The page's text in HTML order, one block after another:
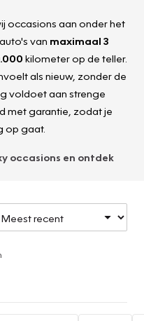
occasions aan onder het
van maximaal 3
kilometer op de teller.
als nieuw, zonder de
voldoet aan strenge
met garantie, zodat je
op gaat.
occasions en ontdek